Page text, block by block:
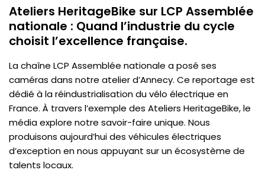
une vision
Nos moto électriques
Contactez l’équipe
Ateliers HeritageBike sur LCP Assemblée
nationale : Quand l’industrie du cycle
choisit l’excellence française.
La chaîne LCP Assemblée nationale a posé ses
caméras dans notre atelier d’Annecy. Ce reportage est
dédié à la réindustrialisation du vélo électrique en
France. À travers l’exemple des Ateliers HeritageBike, le
média explore notre savoir-faire unique. Nous
produisons aujourd’hui des véhicules électriques
d’exception en nous appuyant sur un écosystème de
talents locaux.